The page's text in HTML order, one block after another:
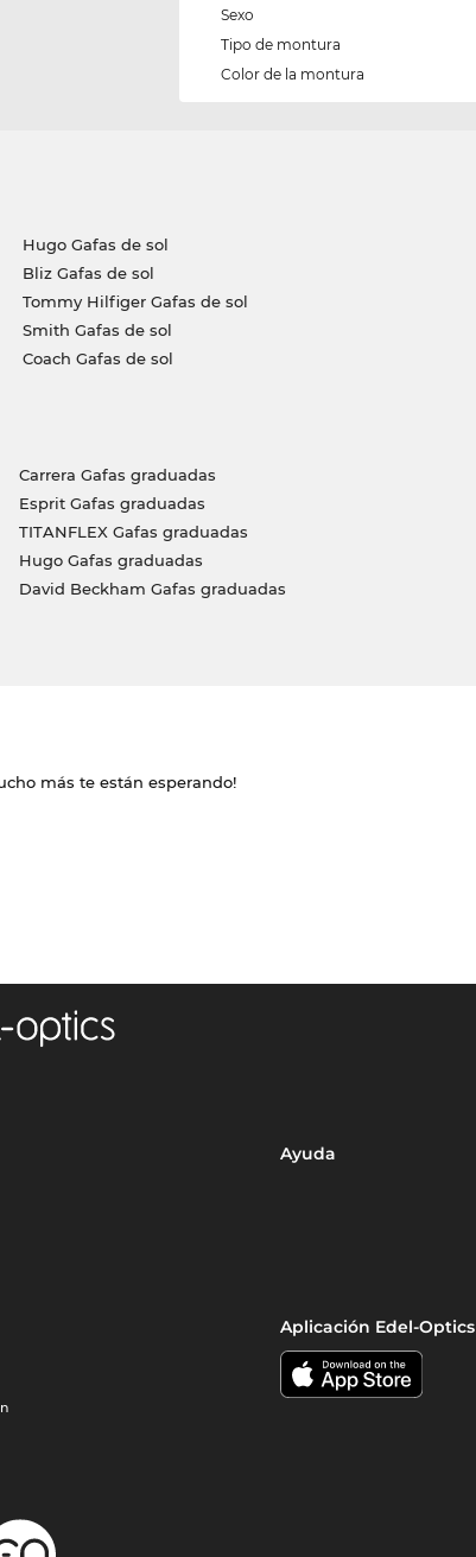
Sexo
Tipo de montura
Color de la montura
Hugo Gafas de sol
Bliz Gafas de sol
Tommy Hilfiger Gafas de sol
Smith Gafas de sol
Coach Gafas de sol
Carrera Gafas graduadas
Esprit Gafas graduadas
TITANFLEX Gafas graduadas
Hugo Gafas graduadas
David Beckham Gafas graduadas
más te están esperando!
Ayuda
Aplicación Edel-Optics